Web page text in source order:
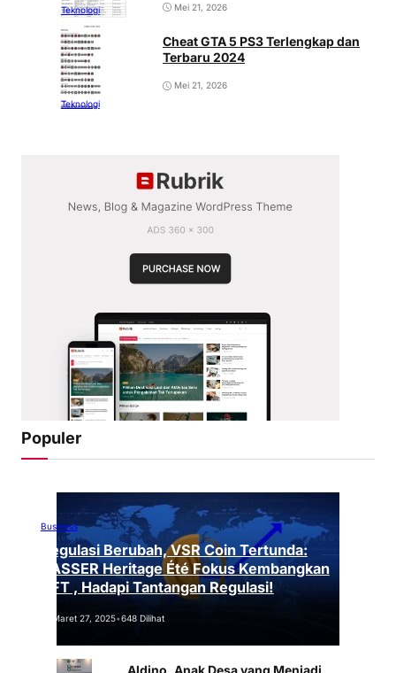
Teknologi Mei 21, 2026
Teknologi
Cheat GTA 5 PS3 Terlengkap dan
Terbaru 2024
Mei 21, 2026
Populer
Business
Regulasi Berubah, VSR Coin Tertunda:
VASSER Heritage Été Fokus Kembangkan
NFT , Hadapi Tantangan Regulasi!
Maret 27, 2025•648 Dilihat
Aldino, Anak Desa yang Menjadi